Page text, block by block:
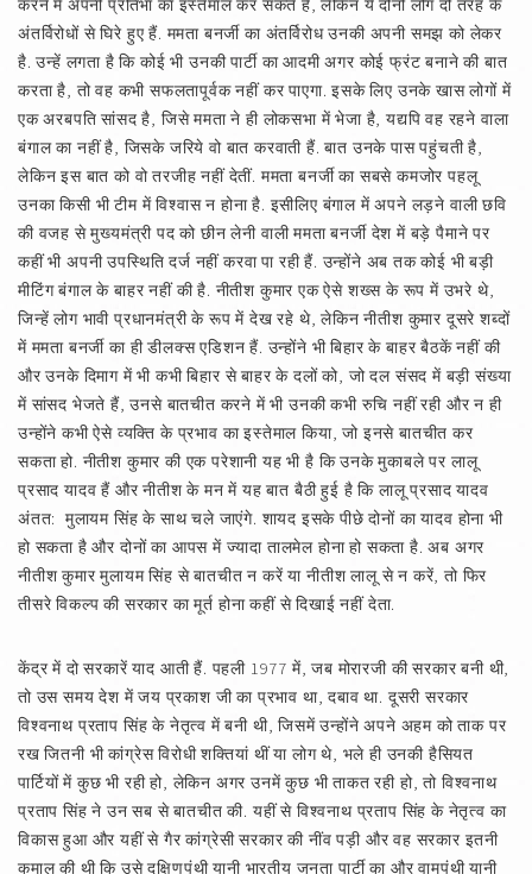
करने में अपनी प्रतिभा का इस्तेमाल कर सकते हैं, लेकिन ये दोनों लोग दो तरह के
अंतर्विरोधों से घिरे हुए हैं. ममता बनर्जी का अंतर्विरोध उनकी अपनी समझ को लेकर
है. उन्हें लगता है कि कोई भी उनकी पार्टी का आदमी अगर कोई फ्रंट बनाने की बात
करता है, तो वह कभी सफलतापूर्वक नहीं कर पाएगा. इसके लिए उनके खास लोगों में
एक अरबपति सांसद है, जिसे ममता ने ही लोकसभा में भेजा है, यद्यपि वह रहने वाला
बंगाल का नहीं है, जिसके जरिये वो बात करवाती हैं. बात उनके पास पहुंचती है,
लेकिन इस बात को वो तरजीह नहीं देतीं. ममता बनर्जी का सबसे कमजोर पहलू
उनका किसी भी टीम में विश्‍वास न होना है. इसीलिए बंगाल में अपने लड़ने वाली छवि
की वजह से मुख्यमंत्री पद को छीन लेनी वाली ममता बनर्जी देश में बड़े पैमाने पर
कहीं भी अपनी उपस्थिति दर्ज नहीं करवा पा रही हैं. उन्होंने अब तक कोई भी बड़ी
मीटिंग बंगाल के बाहर नहीं की है. नीतीश कुमार एक ऐसे शख्स के रूप में उभरे थे,
जिन्हें लोग भावी प्रधानमंत्री के रूप में देख रहे थे, लेकिन नीतीश कुमार दूसरे शब्दों
में ममता बनर्जी का ही डीलक्स एडिशन हैं. उन्होंने भी बिहार के बाहर बैठकें नहीं की
और उनके दिमाग में भी कभी बिहार से बाहर के दलों को, जो दल संसद में बड़ी संख्या
में सांसद भेजते हैं, उनसे बातचीत करने में भी उनकी कभी रुचि नहीं रही और न ही
उन्होंने कभी ऐसे व्यक्ति के प्रभाव का इस्तेमाल किया, जो इनसे बातचीत कर
सकता हो. नीतीश कुमार की एक परेशानी यह भी है कि उनके मुकाबले पर लालू
प्रसाद यादव हैं और नीतीश के मन में यह बात बैठी हुई है कि लालू प्रसाद यादव
अंतत: मुलायम सिंह के साथ चले जाएंगे. शायद इसके पीछे दोनों का यादव होना भी
हो सकता है और दोनों का आपस में ज्यादा तालमेल होना हो सकता है. अब अगर
नीतीश कुमार मुलायम सिंह से बातचीत न करें या नीतीश लालू से न करें, तो फिर
तीसरे विकल्प की सरकार का मूर्त होना कहीं से दिखाई नहीं देता.
केंद्र में दो सरकारें याद आती हैं. पहली 1977 में, जब मोरारजी की सरकार बनी थी,
तो उस समय देश में जय प्रकाश जी का प्रभाव था, दबाव था. दूसरी सरकार
विश्‍वनाथ प्रताप सिंह के नेतृत्व में बनी थी, जिसमें उन्होंने अपने अहम को ताक पर
रख जितनी भी कांग्रेस विरोधी शक्तियां थीं या लोग थे, भले ही उनकी हैसियत
पार्टियों में कुछ भी रही हो, लेकिन अगर उनमें कुछ भी ताकत रही हो, तो विश्‍वनाथ
प्रताप सिंह ने उन सब से बातचीत की. यहीं से विश्‍वनाथ प्रताप सिंह के नेतृत्व का
विकास हुआ और यहीं से गैर कांग्रेसी सरकार की नींव पड़ी और वह सरकार इतनी
कमाल की थी कि उसे दक्षिणपंथी यानी भारतीय जनता पार्टी का और वामपंथी यानी